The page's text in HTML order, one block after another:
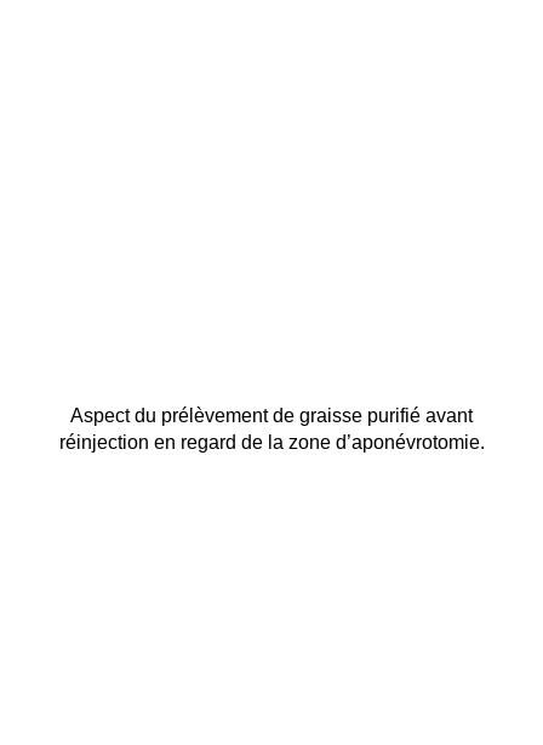
Aspect du prélèvement de graisse purifié avant
réinjection en regard de la zone d’aponévrotomie.